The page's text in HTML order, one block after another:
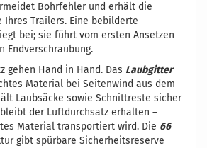
Bohrfehler und erhält die
Trailers. Eine bebilderte
bei; sie führt vom ersten Ansetzen
Endverschraubung.
gehen Hand in Hand. Das Laubgitter
Material bei Seitenwind aus dem
Laubsäcke sowie Schnittreste sicher
der Luftdurchsatz erhalten –
Material transportiert wird. Die 66
gibt spürbare Sicherheitsreserve